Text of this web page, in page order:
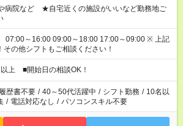
病院など ★自宅近くの施設がいいなど勤務地ご
07:00～16:00 09:00～18:00 17:00～09:00 ※ 上記
その他シフトもご相談ください！
上 ■開始日の相談OK！
履歴書不要 / 40～50代活躍中 / シフト勤務 / 10名以
/ 電話対応なし / パソコンスキル不要